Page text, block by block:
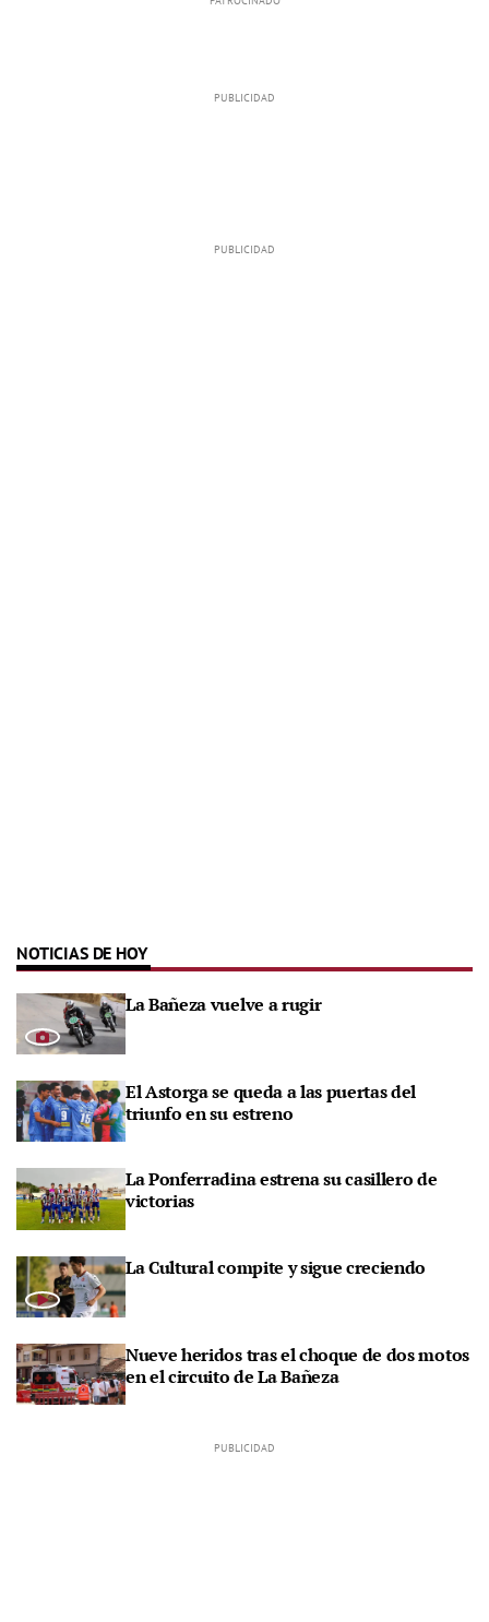
NOTICIAS DE HOY
La Bañeza vuelve a rugir
El Astorga se queda a las puertas del
triunfo en su estreno
La Ponferradina estrena su casillero de
victorias
La Cultural compite y sigue creciendo
Nueve heridos tras el choque de dos motos
en el circuito de La Bañeza